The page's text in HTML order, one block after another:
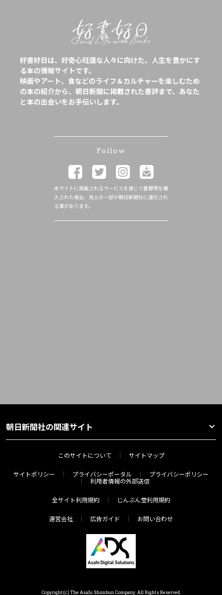
好書好日は、好奇心旺盛な人々に向けた、人生を豊かにす
る本の情報サイトです。
映画やアート、食などのライフ＆カルチャーを楽しむため
の本の紹介から、朝日新聞に掲載された書評まで、あなた
と本の出会いをお手伝いします。
Follow
本サイトに掲載されるサービスを通じて書籍等を購
入された場合、売上の一部が朝日新聞社に還元され
る事があります。
朝日新聞社の関連サイト
このサイトについて サイトマップ
サイトポリシー プライバシーポータル
プライバシーポリシー
利用者情報の外部送信
全サイト利用規約 じんぶん堂利用規約
運営会社 広告ガイド お問い合わせ
Copyright(c) The Asahi Shimbun Company. All Rights Reserved.